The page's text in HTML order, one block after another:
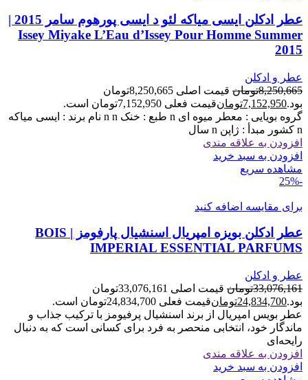
عطر ادکلن ایسی میاکه لئو د ایسی پورهوم سامر 2015 |
Issey Miyake L’Eau d’Issey Pour Homme Summer
2015
عطر و ادکلن
8,250,665تومان
قیمت اصلی 8,250,665تومان
بود.7,152,950تومانقیمت فعلی 7,152,950تومان است.
گروه بویایی : معطر میوه ای n طبع : خنک n n نام برند : ایسی میاکه
n کشور مبدأ : ژاپن n سال
افزودن به علاقه مندی
افزودن به سبد خرید
مشاهده سریع
-25%
برای مقایسه اضافه کنید
عطر ادکلن بویزه امپریال اسنشیال پارفومز | BOIS
IMPERIAL ESSENTIAL PARFUMS
عطر و ادکلن
33,076,161تومان
قیمت اصلی 33,076,161تومان
بود.24,834,700تومانقیمت فعلی 24,834,700تومان است.
عطر بویس امپریال از برند اسنشیال پرفیومز با ترکیب جذاب و
ماندگار خود، انتخابی منحصر به فرد برای کسانی است که به دنبال
رایحه‌ای
افزودن به علاقه مندی
افزودن به سبد خرید